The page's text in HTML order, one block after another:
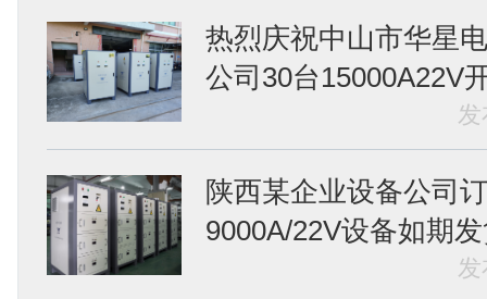
热烈庆祝中山市华星
公司30台15000A22V
陕西某企业设备公司
9000A/22V设备如期